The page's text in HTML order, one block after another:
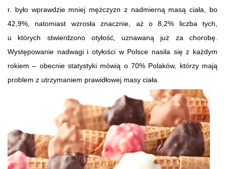
r. było wprawdzie mniej mężczyzn z nadmierną masą ciała, bo
42,9%, natomiast wzrosła znacznie, aż o 8,2% liczba tych,
u których stwierdzono otyłość, uznawaną już za chorobę.
Występowanie nadwagi i otyłości w Polsce nasila się z każdym
rokiem – obecnie statystyki mówią o 70% Polaków, którzy mają
problem z utrzymaniem prawidłowej masy ciała.